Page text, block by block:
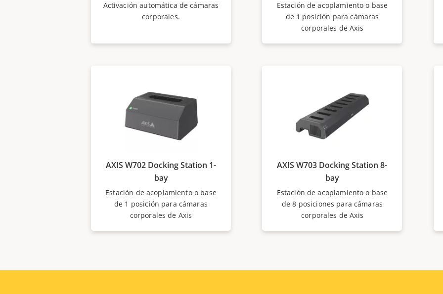
Activación automática de cámaras
corporales.
Estación de acoplamiento o base
de 1 posición para cámaras
corporales de Axis
AXIS W702 Docking Station 1-
bay
Estación de acoplamiento o base
de 1 posición para cámaras
corporales de Axis
AXIS W703 Docking Station 8-
bay
Estación de acoplamiento o base
de 8 posiciones para cámaras
corporales de Axis